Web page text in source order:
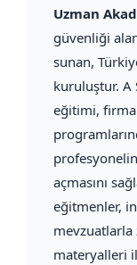
Uzman
güvenliği
sunan,
kuruluştur. A
eğitimi,
açmasını
eğitmenler,
materyalleri